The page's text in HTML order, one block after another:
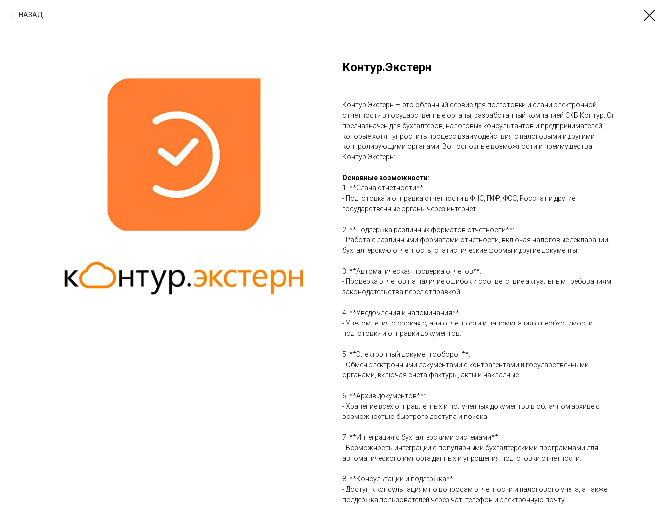
НАЗАД
Контур.Экстерн
Контур.Экстерн — это облачный сервис для подготовки и сдачи электронной
отчетности в государственные органы, разработанный компанией СКБ Контур. Он
предназначен для бухгалтеров, налоговых консультантов и предпринимателей,
которые хотят упростить процесс взаимодействия с налоговыми и другими
контролирующими органами. Вот основные возможности и преимущества
Контур.Экстерн:
Основные возможности:
1. **Сдача отчетности**:
- Подготовка и отправка отчетности в ФНС, ПФР, ФСС, Росстат и другие
государственные органы через интернет.
2. **Поддержка различных форматов отчетности**:
- Работа с различными форматами отчетности, включая налоговые декларации,
бухгалтерскую отчетность, статистические формы и другие документы.
3. **Автоматическая проверка отчетов**:
- Проверка отчетов на наличие ошибок и соответствие актуальным требованиям
законодательства перед отправкой.
4. **Уведомления и напоминания**:
- Уведомления о сроках сдачи отчетности и напоминания о необходимости
подготовки и отправки документов.
5. **Электронный документооборот**:
- Обмен электронными документами с контрагентами и государственными
органами, включая счета-фактуры, акты и накладные.
6. **Архив документов**:
- Хранение всех отправленных и полученных документов в облачном архиве с
возможностью быстрого доступа и поиска.
7. **Интеграция с бухгалтерскими системами**:
- Возможность интеграции с популярными бухгалтерскими программами для
автоматического импорта данных и упрощения подготовки отчетности.
8. **Консультации и поддержка**:
- Доступ к консультациям по вопросам отчетности и налогового учета, а также
поддержка пользователей через чат, телефон и электронную почту.